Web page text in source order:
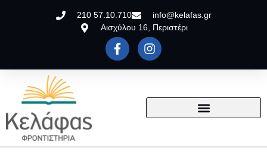
210 57.10.710
info@kelafas.gr
Αισχύλου 16, Περιστέρι